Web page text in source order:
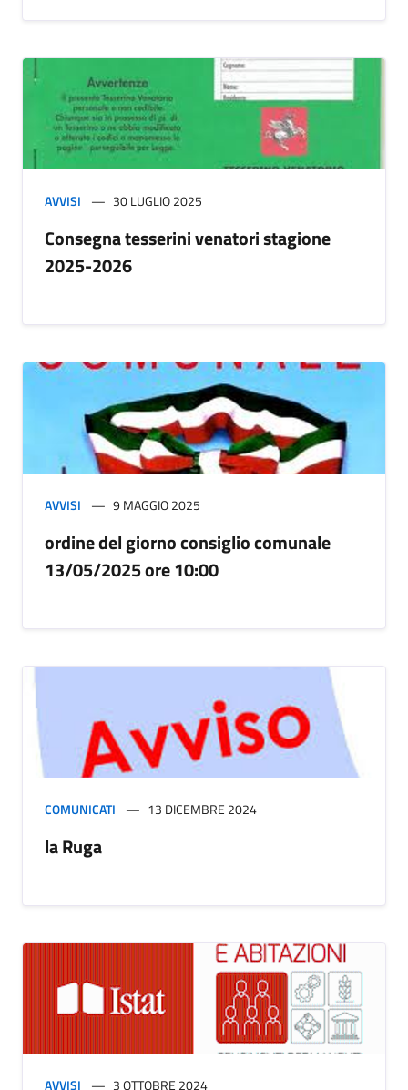
AVVISI 30 LUGLIO 2025
Consegna tesserini venatori stagione
2025-2026
AVVISI 9 MAGGIO 2025
ordine del giorno consiglio comunale
13/05/2025 ore 10:00
COMUNICATI 13 DICEMBRE 2024
la Ruga
AVVISI 3 OTTOBRE 2024